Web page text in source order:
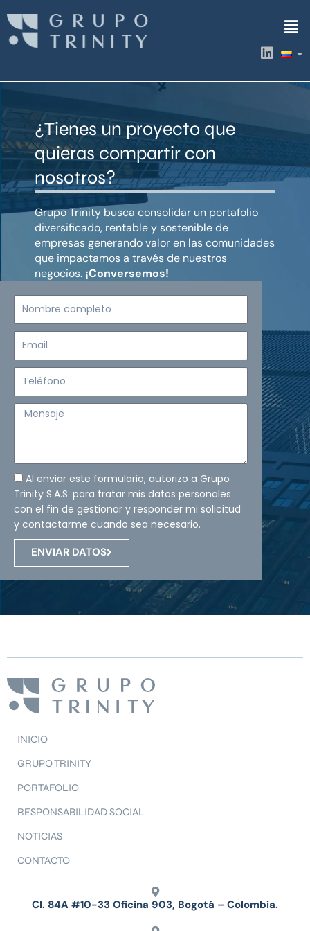
contenido
L
i
k
i
¿Tienes un proyecto que
quieras compartir con
nosotros?
Grupo Trinity busca consolidar un portafolio
diversificado, rentable y sostenible de
empresas generando valor en las comunidades
que impactamos a través de nuestros
negocios. ¡Conversemos!
Mensaje
Al enviar este formulario, autorizo a Grupo
Trinity S.A.S. para tratar mis datos personales
con el fin de gestionar y responder mi solicitud
y contactarme cuando sea necesario.
ENVIAR DATOS
INICIO
GRUPO TRINITY
PORTAFOLIO
RESPONSABILIDAD SOCIAL
NOTICIAS
CONTACTO
Cl. 84A #10-33 Oficina 903, Bogotá – Colombia.